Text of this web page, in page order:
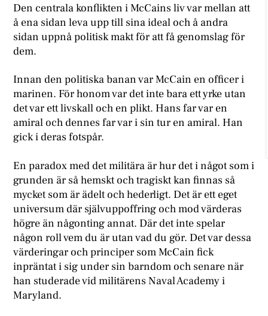
Den centrala konflikten i McCains liv var mellan att
å ena sidan leva upp till sina ideal och å andra
sidan uppnå politisk makt för att få genomslag för
dem.
Innan den politiska banan var McCain en officer i
marinen. För honom var det inte bara ett yrke utan
det var ett livskall och en plikt. Hans far var en
amiral och dennes far var i sin tur en amiral. Han
gick i deras fotspår.
En paradox med det militära är hur det i något som i
grunden är så hemskt och tragiskt kan finnas så
mycket som är ädelt och hederligt. Det är ett eget
universum där självuppoffring och mod värderas
högre än någonting annat. Där det inte spelar
någon roll vem du är utan vad du gör. Det var dessa
värderingar och principer som McCain fick
inpräntat i sig under sin barndom och senare när
han studerade vid militärens Naval Academy i
Maryland.